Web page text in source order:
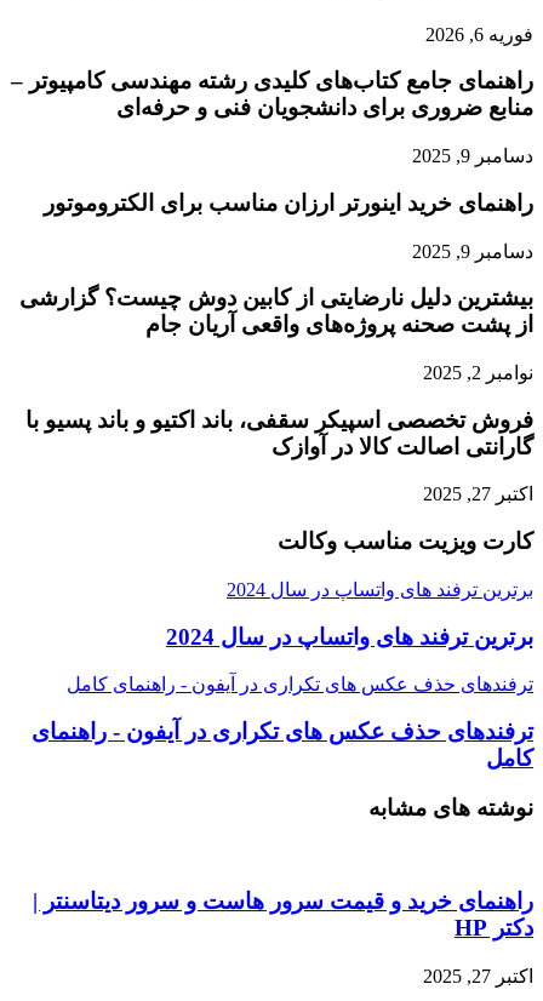
فوریه 6, 2026
راهنمای جامع کتاب‌های کلیدی رشته مهندسی کامپیوتر –
منابع ضروری برای دانشجویان فنی و حرفه‌ای
دسامبر 9, 2025
راهنمای خرید اینورتر ارزان مناسب برای الکتروموتور
دسامبر 9, 2025
بیشترین دلیل نارضایتی از کابین دوش چیست؟ گزارشی
از پشت صحنه پروژه‌های واقعی آریان جام
نوامبر 2, 2025
فروش تخصصی اسپیکر سقفی، باند اکتیو و باند پسیو با
گارانتی اصالت کالا در آوازک
اکتبر 27, 2025
کارت ویزیت مناسب وکالت
برترین ترفند های واتساپ در سال 2024
برترین ترفند های واتساپ در سال 2024
ترفندهای حذف عکس های تکراری در آیفون - راهنمای کامل
ترفندهای حذف عکس های تکراری در آیفون - راهنمای
کامل
نوشته های مشابه
راهنمای خرید و قیمت سرور هاست و سرور دیتاسنتر |
دکتر HP
اکتبر 27, 2025